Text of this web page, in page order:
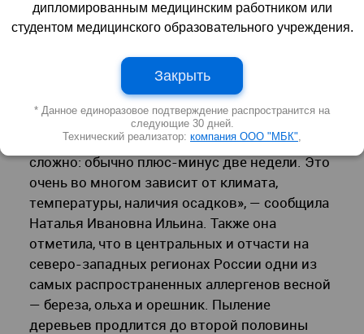
«В средней полосе и на юге России в
принципе уже начался сезон пыления. <…> Но
максимальная концентрация пыльцы и
наибольшие проблемы у наших пациентов
ожидаются примерно во второй половине
апреля — начале мая. Точно сообщить сроки,
когда будет самый высокий пик пыления,
сложно: обычно плюс-минус две недели. Это
очень во многом зависит от климата,
температуры, наличия осадков», — сообщила
Наталья Ивановна Ильина. Также она
отметила, что в центральных и отчасти на
северо-западных регионах России одни из
самых распространенных аллергенов весной
— береза, ольха и орешник. Пыление
деревьев продлится до второй половины
дипломированным медицинским работником или
студентом медицинского образовательного учреждения.
Закрыть
* Данное единоразовое подтверждение распространится на
следующие 30 дней.
Технический реализатор: компания ООО "МБК",